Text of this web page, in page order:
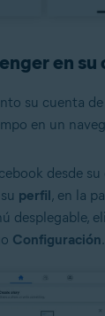
en
su cuenta
en un
desde
perfil, en la
desplegable,
Configuración.